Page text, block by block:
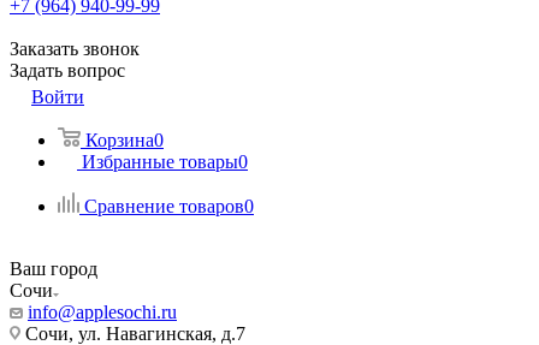
+7 (964) 940-99-99
Заказать звонок
Задать вопрос
Войти
Корзина0
Избранные товары0
Сравнение товаров0
Ваш город
Сочи
info@applesochi.ru
Сочи, ул. Навагинская, д.7